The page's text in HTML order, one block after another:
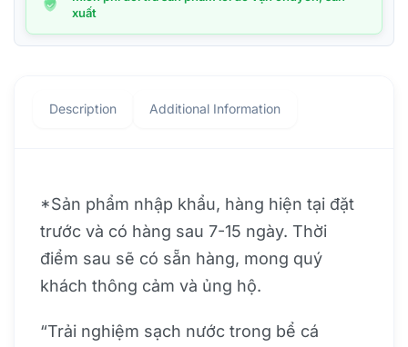
xuất
Description Additional Information
*Sản phẩm nhập khẩu, hàng hiện tại đặt
trước và có hàng sau 7-15 ngày. Thời
điểm sau sẽ có sẵn hàng, mong quý
khách thông cảm và ủng hộ.
“Trải nghiệm sạch nước trong bể cá